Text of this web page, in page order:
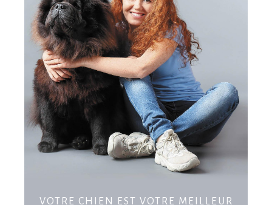
VOTRE CHIEN EST VOTRE MEILLEUR